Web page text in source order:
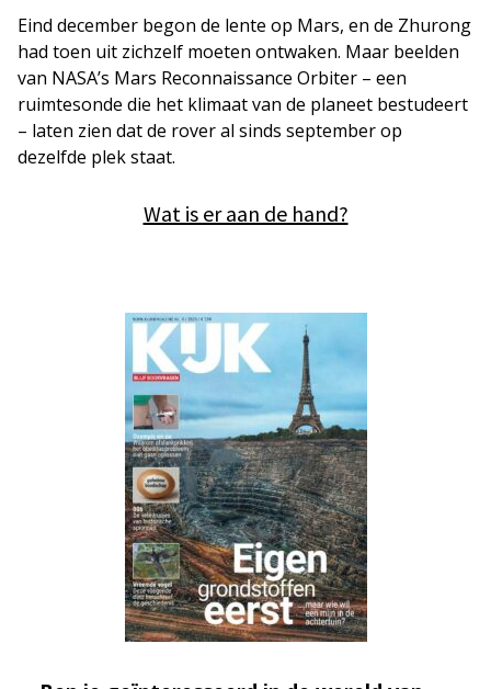
Eind december begon de lente op Mars, en de Zhurong
had toen uit zichzelf moeten ontwaken. Maar beelden
van NASA’s Mars Reconnaissance Orbiter – een
ruimtesonde die het klimaat van de planeet bestudeert
– laten zien dat de rover al sinds september op
dezelfde plek staat.
Wat is er aan de hand?